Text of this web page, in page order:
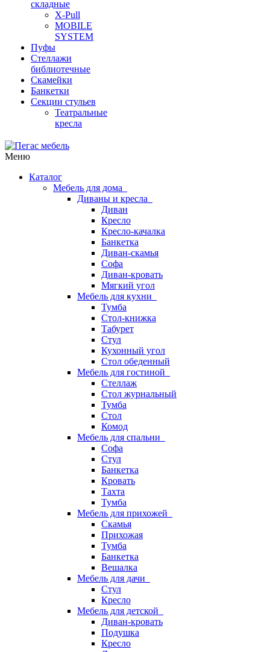
складные
X-Pull
MOBILE
SYSTEM
Пуфы
Стеллажи
библиотечные
Скамейки
Банкетки
Секции стульев
Театральные
кресла
Меню
Каталог
Мебель для дома
Диваны и кресла
Диван
Кресло
Кресло-качалка
Банкетка
Диван-скамья
Софа
Диван-кровать
Мягкий угол
Мебель для кухни
Тумба
Стол-книжка
Табурет
Стул
Кухонный угол
Стол обеденный
Мебель для гостиной
Стеллаж
Стол журнальный
Тумба
Стол
Комод
Мебель для спальни
Софа
Стул
Банкетка
Кровать
Тахта
Тумба
Мебель для прихожей
Скамья
Прихожая
Тумба
Банкетка
Вешалка
Мебель для дачи
Стул
Кресло
Мебель для детской
Диван-кровать
Подушка
Кресло